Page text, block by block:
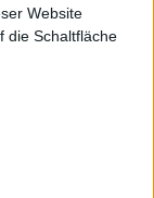
Website
die Schaltfläche
in Richtung
CARNAGE für
Mit